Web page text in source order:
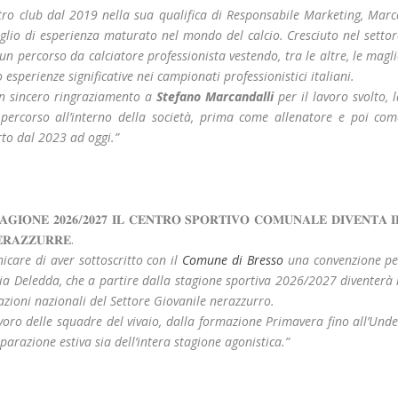
club dal 2019 nella sua qualifica di Responsabile Marketing,
di esperienza maturato nel mondo del calcio. Cresciuto nel
percorso da calciatore professionista vestendo, tra le altre, le
esperienze significative nei campionati professionistici italiani.
sincero ringraziamento a Stefano Marcandalliper il lavoro svolto,
all’interno della società, prima come allenatore e poi
dal 2023 ad oggi.”
𝟐𝟎𝟐𝟔/𝟐𝟎𝟐𝟕 𝐈𝐋 𝐂𝐄𝐍𝐓𝐑𝐎 𝐒𝐏𝐎𝐑𝐓𝐈𝐕𝐎 𝐂𝐎𝐌𝐔𝐍𝐀𝐋𝐄 𝐃𝐈𝐕𝐄𝐍𝐓𝐀
di aver sottoscritto con il Comune di Bressouna convenzione
Deledda, che a partire dalla stagione sportiva 2026/2027 diventerà
nazionali del Settore Giovanile nerazzurro.
delle squadre del vivaio, dalla formazione Primavera fino
estiva sia dell’intera stagione agonistica.”